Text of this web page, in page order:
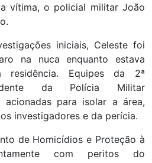
vítima, o policial militar João
iniciais, Celeste foi
na nuca enquanto estava
Equipes da 2ª
da Polícia Militar
acionadas para isolar a área,
investigadores e da perícia.
de Homicídios e Proteção à
com peritos do